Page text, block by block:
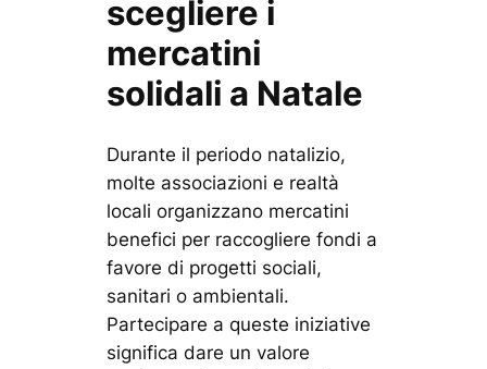
scegliere i
mercatini
solidali a Natale
Durante il periodo natalizio,
molte associazioni e realtà
locali organizzano mercatini
benefici per raccogliere fondi a
favore di progetti sociali,
sanitari o ambientali.
Partecipare a queste iniziative
significa dare un valore